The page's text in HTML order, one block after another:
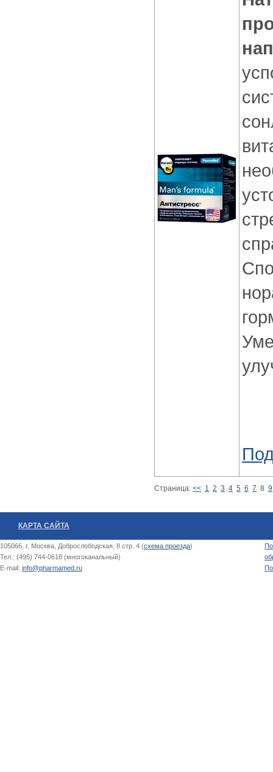
Страница: << 1 2 3 4 5 6 7 8 9
КАРТА САЙТА
105066, г. Москва, Доброслободская, 8 стр. 4 (схема проезда)
Тел.: (495) 744-0618 (многоканальный)
E-mail: info@pharmamed.ru